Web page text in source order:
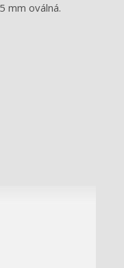
mm oválná.